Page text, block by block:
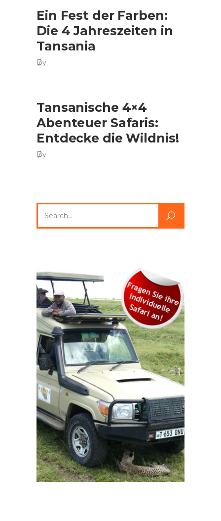
Ein Fest der Farben:
Die 4 Jahreszeiten in
Tansania
By
Tansanische 4×4
Abenteuer Safaris:
Entdecke die Wildnis!
By
for: